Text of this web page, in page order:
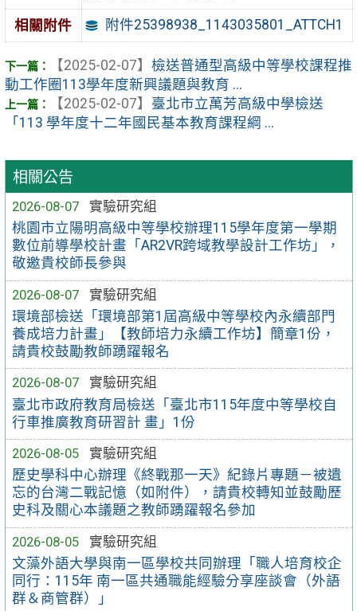
相關公告
2026-08-07
實驗研究組
桃園市立陽明高級中等學校辦理115學年度第一學期
數位前導學校計畫「AR2VR跨域教學設計工作坊」，
敬邀貴校師長參與
2026-08-07
實驗研究組
環境部檢送「環境部第1屆高級中等學校內永續部門
養成培力計畫」【教師培力永續工作坊】簡章1份，
請貴校鼓勵教師踴躍報名
2026-08-07
實驗研究組
臺北市政府教育局檢送「臺北市115年度中等學校自
行車推廣教育研習計 畫」1份
2026-08-05
實驗研究組
歷史學科中心辦理《終戰那一天》紀錄片專題－被遺
忘的台灣二戰記憶（如附件），請貴校轉知並鼓勵歷
史科及關心本議題之教師踴躍報名參加
2026-08-05
實驗研究組
文藻外語大學與南一區學校共同辦理「職人培育校企
同行：115年 南一區共通職能經驗分享座談會（外語
群＆商管群）」
相關附件 附件25398938_1143035801_ATTCH1
【2025-02-07】 檢送普通型高級中等學校課程推
動工作圈113學年度新興議題與教育 ...
【2025-02-07】 臺北市立萬芳高級中學檢送
「113 學年度十二年國民基本教育課程綱 ...